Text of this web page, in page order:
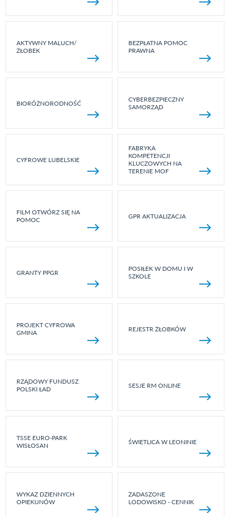
AKTYWNY MALUCH/
ŻŁOBEK
BEZPŁATNA POMOC
PRAWNA
BIORÓŻNORODNOŚĆ
CYBERBEZPIECZNY
SAMORZĄD
CYFROWE LUBELSKIE
FABRYKA
KOMPETENCJI
KLUCZOWYCH NA
TERENIE MOF
FILM OTWÓRZ SIĘ NA
POMOC
GPR AKTUALIZACJA
GRANTY PPGR
POSIŁEK W DOMU I W
SZKOLE
PROJEKT CYFROWA
GMINA
REJESTR ŻŁOBKÓW
RZĄDOWY FUNDUSZ
POLSKI ŁAD
SESJE RM ONLINE
TSSE EURO-PARK
WISŁOSAN
ŚWIETLICA W LEONINIE
WYKAZ DZIENNYCH
OPIEKUNÓW
ZADASZONE
LODOWISKO - CENNIK